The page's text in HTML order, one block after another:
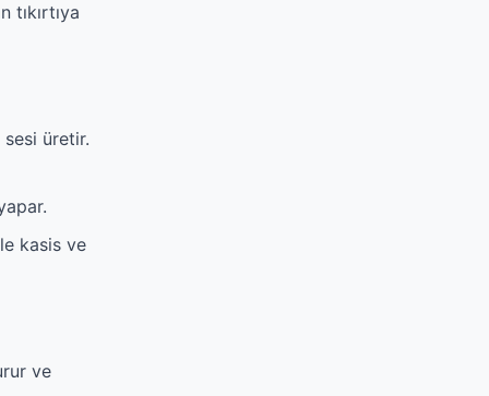
tıkırtıya
üretir.
kasis ve
ve